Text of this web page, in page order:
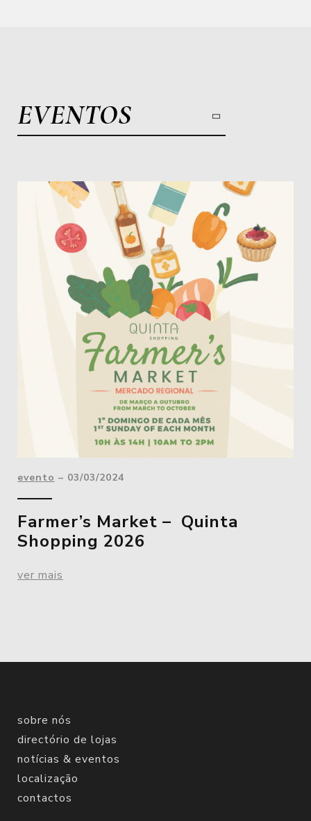
EVENTOS
evento – 03/03/2024
Farmer’s Market – Quinta
Shopping 2026
ver mais
sobre nós
directório de lojas
notícias & eventos
localização
contactos